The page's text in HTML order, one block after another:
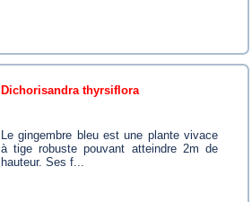
dichorisandra thyrsiflora
Le gingembre bleu est une plante vivace
à tige robuste pouvant atteindre 2m de
hauteur. Ses f...